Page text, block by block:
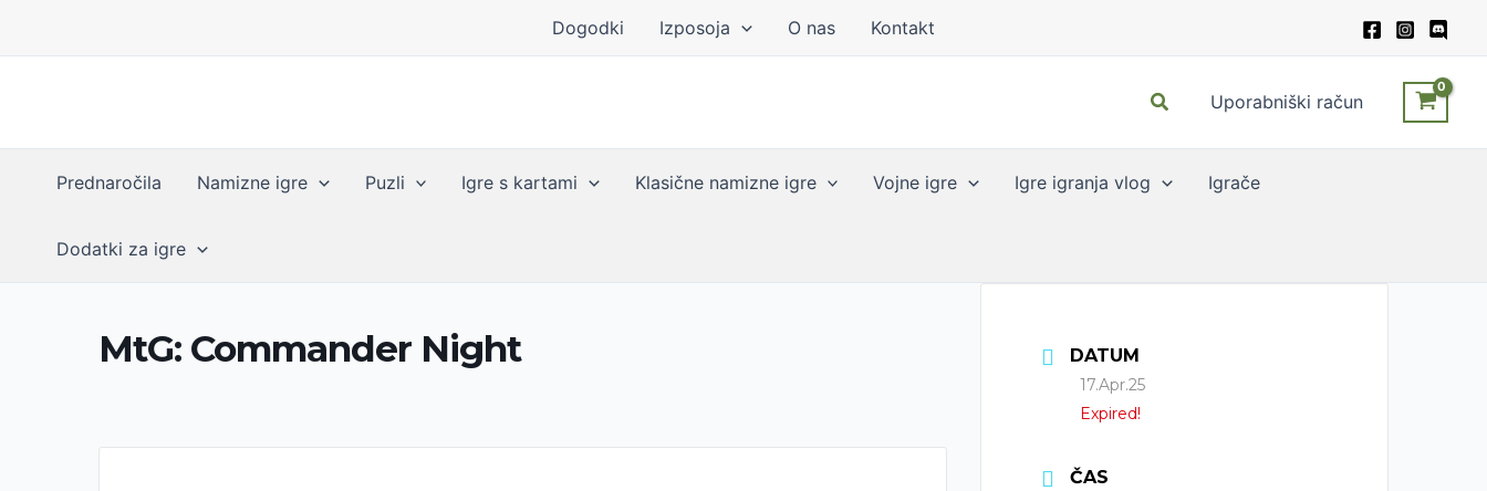
Dogodki Izposoja O nas Kontakt
SearchUporabniški račun
Prednaročila Namizne igre Puzli Igre s kartami Klasične namizne igre Vojne igre Igre igranja vlog Igrače
Dodatki za igre
MtG: Commander Night DATUM
17.Apr.25
Expired!
ČAS